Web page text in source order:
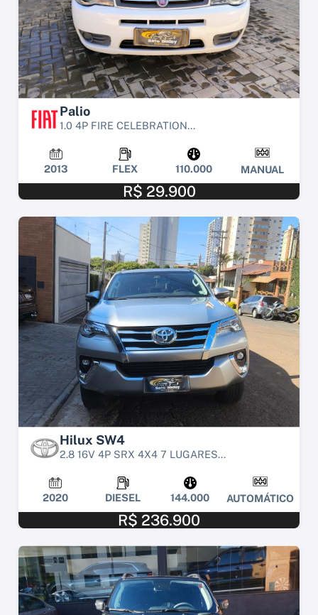
Palio
1.0 4P FIRE CELEBRATION...
2013 FLEX 110.000 MANUAL
R$ 29.900
Hilux SW4
2.8 16V 4P SRX 4X4 7 LUGARES...
2020 DIESEL 144.000 AUTOMÁTICO
R$ 236.900